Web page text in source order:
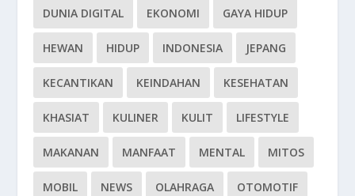
DUNIA DIGITAL EKONOMI GAYA HIDUP
HEWAN HIDUP INDONESIA JEPANG
KECANTIKAN KEINDAHAN KESEHATAN
KHASIAT KULINER KULIT LIFESTYLE
MAKANAN MANFAAT MENTAL MITOS
MOBIL NEWS OLAHRAGA OTOMOTIF